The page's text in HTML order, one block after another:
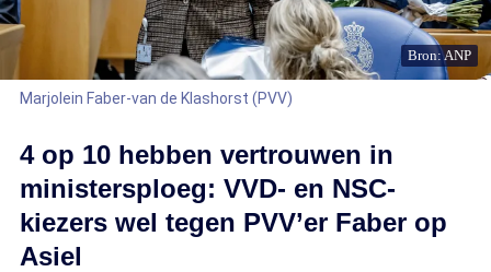
Bron: ANP
Marjolein Faber-van de Klashorst (PVV)
4 op 10 hebben vertrouwen in
ministersploeg: VVD- en NSC-
kiezers wel tegen PVV’er Faber op
Asiel